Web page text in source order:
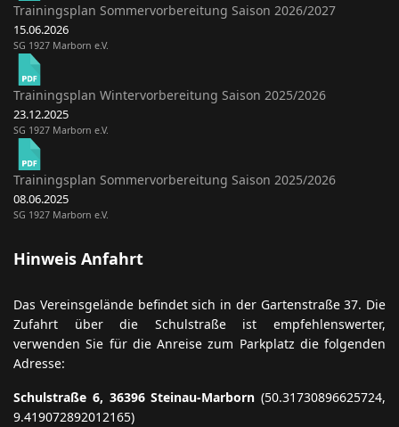
Trainingsplan Sommervorbereitung Saison 2026/2027
15.06.2026
SG 1927 Marborn e.V.
Trainingsplan Wintervorbereitung Saison 2025/2026
23.12.2025
SG 1927 Marborn e.V.
Trainingsplan Sommervorbereitung Saison 2025/2026
08.06.2025
SG 1927 Marborn e.V.
Hinweis Anfahrt
Das Vereinsgelände befindet sich in der Gartenstraße 37. Die
Zufahrt über die Schulstraße ist empfehlenswerter,
verwenden Sie für die Anreise zum Parkplatz die folgenden
Adresse:
Schulstraße 6, 36396 Steinau-Marborn (50.31730896625724,
9.419072892012165)